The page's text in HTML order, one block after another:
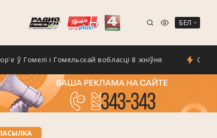
БЕЛ
Гомелі і Гомельскай вобласці 8 жніўня Спёка не